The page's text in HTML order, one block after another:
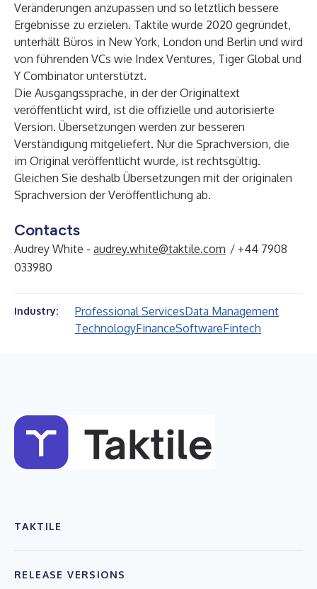
Veränderungen anzupassen und so letztlich bessere
Ergebnisse zu erzielen. Taktile wurde 2020 gegründet,
unterhält Büros in New York, London und Berlin und wird
von führenden VCs wie Index Ventures, Tiger Global und
Y Combinator unterstützt.
Die Ausgangssprache, in der der Originaltext
veröffentlicht wird, ist die offizielle und autorisierte
Version. Übersetzungen werden zur besseren
Verständigung mitgeliefert. Nur die Sprachversion, die
im Original veröffentlicht wurde, ist rechtsgültig.
Gleichen Sie deshalb Übersetzungen mit der originalen
Sprachversion der Veröffentlichung ab.
Contacts
Audrey White - audrey.white@taktile.com / +44 7908
033980
Industry: Professional ServicesData Management
TechnologyFinanceSoftwareFintech
TAKTILE
RELEASE VERSIONS